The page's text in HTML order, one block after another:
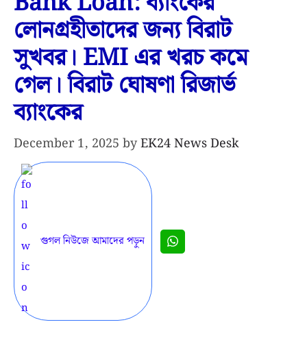
লোনগ্রহীতাদের জন্য বিরাট
সুখবর। EMI এর খরচ কমে
গেল। বিরাট ঘোষণা রিজার্ভ
ব্যাংকের
December 1, 2025 byEK24 News Desk
গুগল নিউজে আমাদের পড়ুন